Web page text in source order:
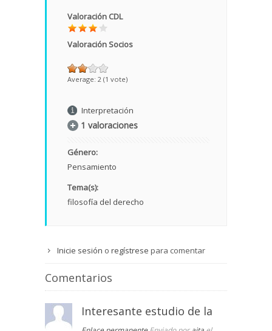
Valoración CDL
Valoración Socios
Average: 2 (1 vote)
Interpretación
1 valoraciones
Género:
Pensamiento
Tema(s):
filosofía del derecho
Inicie sesión o regístrese para comentar
Comentarios
Interesante estudio de la